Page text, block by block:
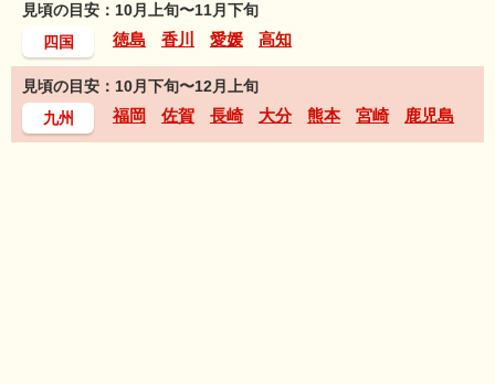
見頃の目安：10月上旬〜11月下旬
四国
徳島 香川 愛媛 高知
見頃の目安：10月下旬〜12月上旬
九州
福岡 佐賀 長崎 大分 熊本 宮崎 鹿児島